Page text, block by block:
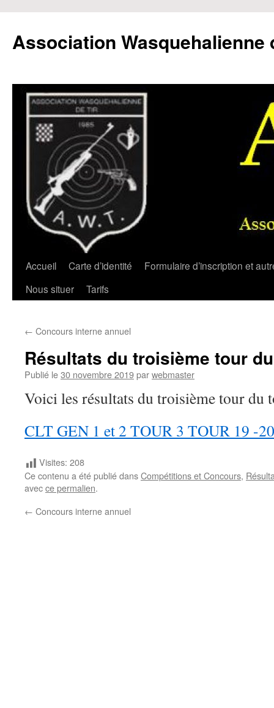
contenu
Association Wasquehalienne
Accueil Carte d’identité
Formulaire d’inscription et
Nous situer
Tarifs
← Concours interne annuel
Résultats du troisième tour
Publié le30 novembre 2019parwebmaster
Voici les résultats du troisième tour du
CLT GEN 1 et 2 TOUR 3 TOUR 19 -
Visites: 208
Ce contenu a été publié dansCompétitions et Concours,
avecce permalien.
← Concours interne annuel